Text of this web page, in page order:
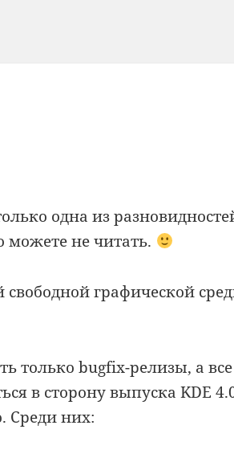
одна из
можете не читать.
графической
только bugfix-релизы, а все
в сторону выпуска KDE
Среди них: